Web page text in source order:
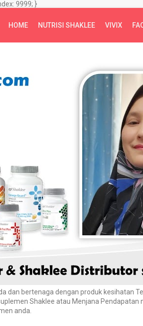
9999; }
HOME NUTRISI SHAKLEE VIVIX
dan bertenaga dengan produk kesihatan
Shaklee atau Menjana
anda.